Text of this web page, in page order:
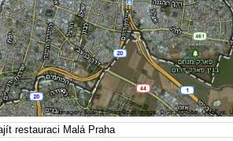
restauraci Malá Praha